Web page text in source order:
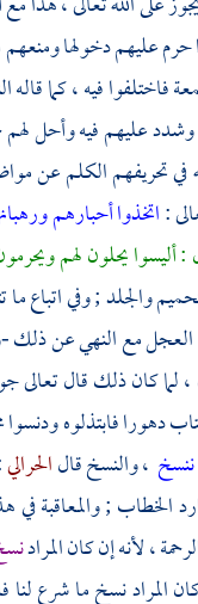
حرم عليهم دخولها
فاختلفوا فيه ، كما
عليهم فيه وأحل
تحريفهم الكلم عن
:اتخذوا أحبارهم
: أليسوا يحلون لهم
والجلد ; وفي
العجل مع النهي عن ذلك -
لما كان ذلك قال تعالى
فابتذلوه ودنسوا
، والنسخ قالالحرالي
الخطاب ; والمعاقبة
، لأنه إن كان المراد
المراد نسخ ما شرع